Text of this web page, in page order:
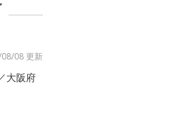
08 更新
大阪府